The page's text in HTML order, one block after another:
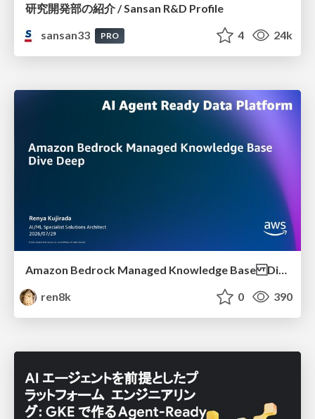
研究開発部の紹介 / Sansan R&D Profile
sansan33
PRO 4 24k
Amazon Bedrock Managed Knowledge Base Dive Deep
ren8k
0 390